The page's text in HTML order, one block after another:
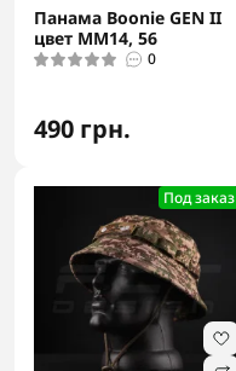
Панама Boonie GEN II
цвет ММ14, 56
0
490 грн.
Под заказ